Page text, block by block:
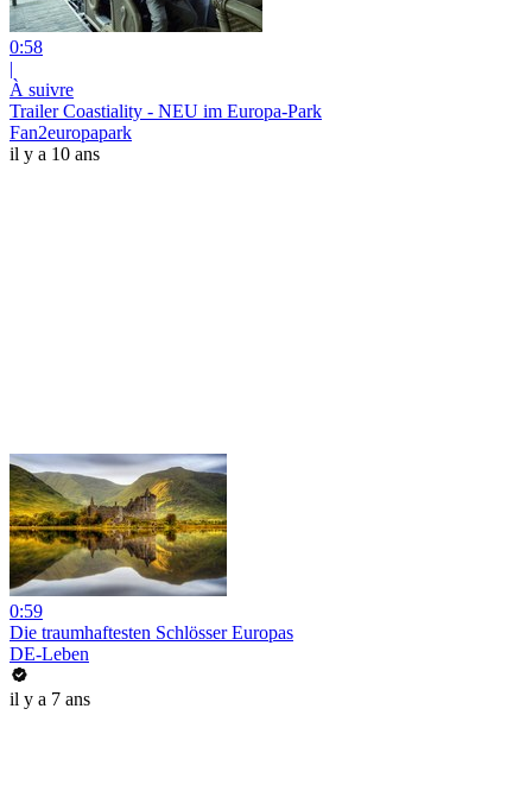
0:58
|
À suivre
Trailer Coastiality - NEU im Europa-Park
Fan2europapark
il y a 10 ans
0:59
Die traumhaftesten Schlösser Europas
DE-Leben
il y a 7 ans